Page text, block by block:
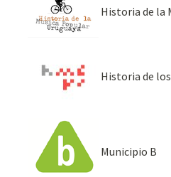
Historia de la
Historia de
Municipio B